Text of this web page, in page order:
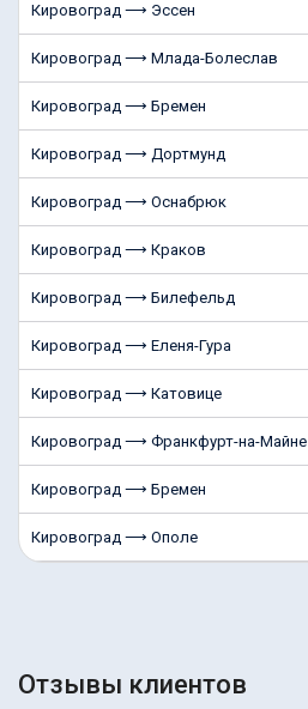
Кировоград ⟶ Эссен
Кировоград ⟶ Млада-Болеслав
Кировоград ⟶ Бремен
Кировоград ⟶ Дортмунд
Кировоград ⟶ Оснабрюк
Кировоград ⟶ Краков
Кировоград ⟶ Билефельд
Кировоград ⟶ Еленя-Гура
Кировоград ⟶ Катовице
Кировоград ⟶ Франкфурт-на-Майне
Кировоград ⟶ Бремен
Кировоград ⟶ Ополе
Отзывы клиентов